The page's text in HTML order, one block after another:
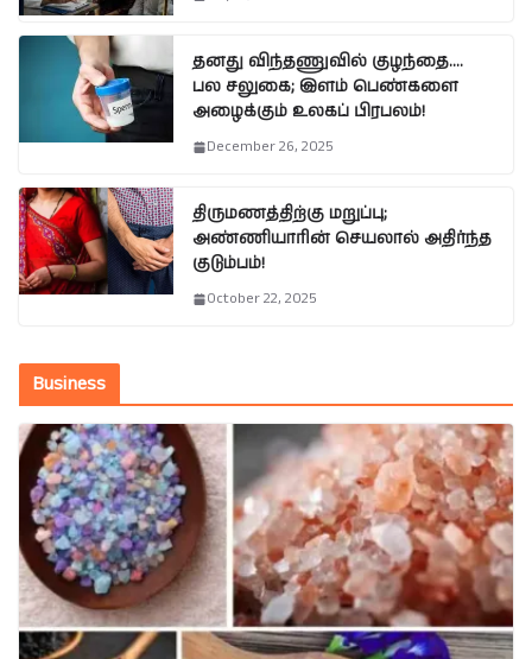
தனது விந்தணுவில் குழந்தை….
பல சலுகை; இளம் பெண்களை
அழைக்கும் உலகப் பிரபலம்!
December 26, 2025
திருமணத்திற்கு மறுப்பு;
அண்ணியாரின் செயலால் அதிர்ந்த
குடும்பம்!
October 22, 2025
Business